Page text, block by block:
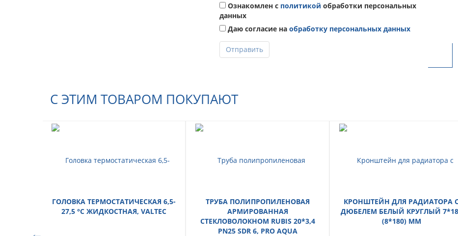
Ознакомлен с политикой обработки персональных
данных
Даю согласие на обработку персональных данных
Отправить
С ЭТИМ ТОВАРОМ ПОКУПАЮТ
ГОЛОВКА ТЕРМОСТАТИЧЕСКАЯ 6,5-
27,5 °С ЖИДКОСТНАЯ, VALTEC
ТРУБА ПОЛИПРОПИЛЕНОВАЯ
АРМИРОВАННАЯ
СТЕКЛОВОЛОКНОМ RUBIS 20*3,4
PN25 SDR 6, PRO AQUA
КРОНШТЕЙН ДЛЯ РАДИАТОРА
ДЮБЕЛЕМ БЕЛЫЙ КРУГЛЫЙ
(8*180) ММ